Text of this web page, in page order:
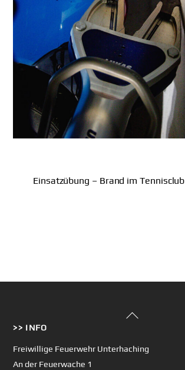
Einsatzübung – Brand im Tennisclub
Back
>> INFO
Freiwillige Feuerwehr Unterhaching
An der Feuerwache 1